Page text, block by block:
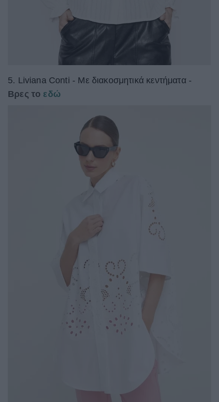
5. Liviana Conti - Με διακοσμητικά κεντήματα -
Βρες το εδώ